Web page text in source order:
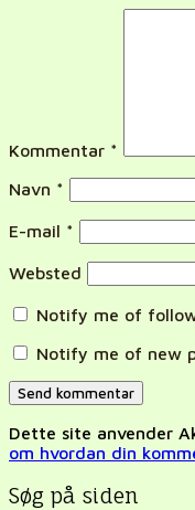
Kommentar *
Navn *
E-mail *
Websted
Notify me of
Notify me of new
Dette site anvender
om hvordan din
Søg på siden